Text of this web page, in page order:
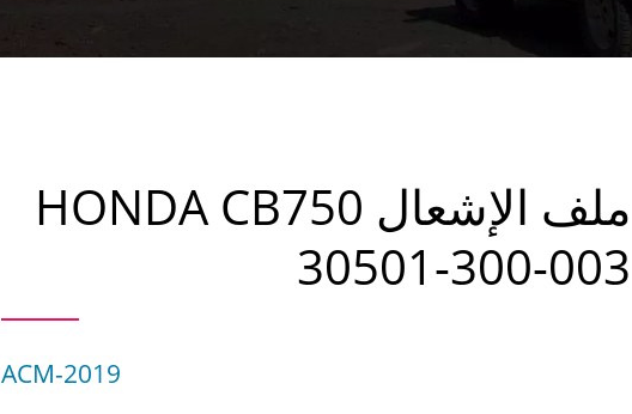
ملف الإشعال HONDA CB750
30501-300-003
ACM-2019